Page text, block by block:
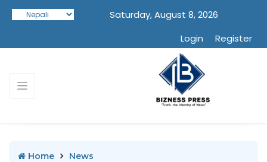
Saturday, August 8, 2026
Login
Register
Home News